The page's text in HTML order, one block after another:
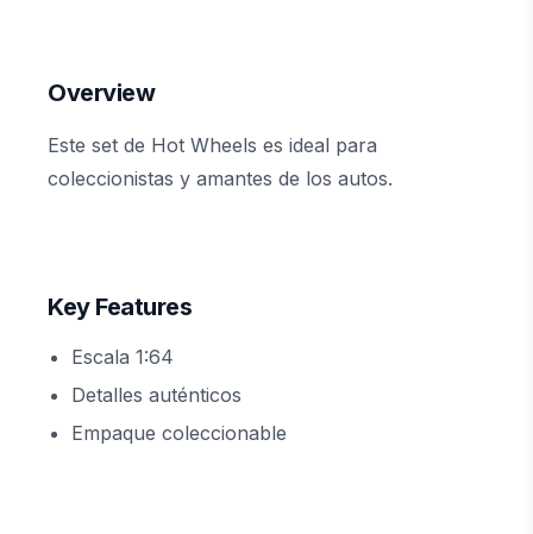
Overview
Este set de Hot Wheels es ideal para
coleccionistas y amantes de los autos.
Key Features
Escala 1:64
Detalles auténticos
Empaque coleccionable